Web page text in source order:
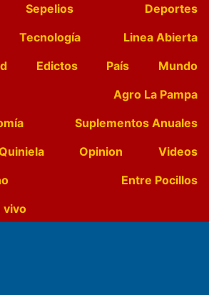
Sepelios
Deportes
Tecnología
Linea Abierta
Edictos País
Mundo
Agro La Pampa
Suplementos Anuales
Opinion
Videos
Entre Pocillos
vivo